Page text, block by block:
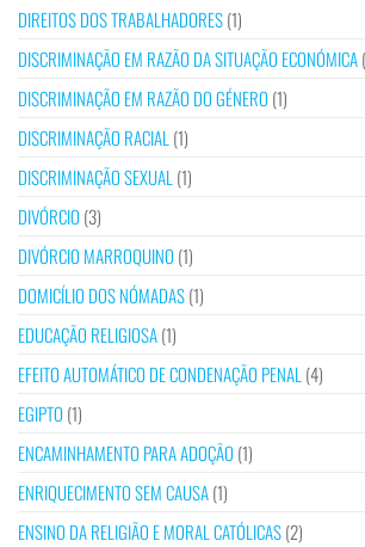
DIREITOS DOS TRABALHADORES(1)
DISCRIMINAÇÃO EM RAZÃO DA SITUAÇÃO ECONÓMICA
DISCRIMINAÇÃO EM RAZÃO DO GÉNERO (1)
DISCRIMINAÇÃO RACIAL (1)
DISCRIMINAÇÃO SEXUAL (1)
DIVÓRCIO (3)
DIVÓRCIO MARROQUINO (1)
DOMICÍLIO DOS NÓMADAS(1)
EDUCAÇÃO RELIGIOSA(1)
EFEITO AUTOMÁTICO DE CONDENAÇÃO PENAL (4)
EGIPTO (1)
ENCAMINHAMENTO PARA ADOÇÃO (1)
ENRIQUECIMENTO SEM CAUSA(1)
ENSINO DA RELIGIÃO E MORAL CATÓLICAS(2)